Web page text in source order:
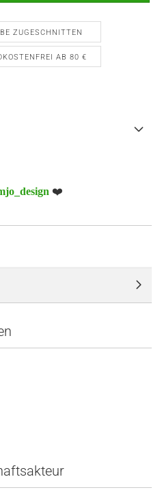
ZUGESCHNITTEN
AB 80 €
❤️